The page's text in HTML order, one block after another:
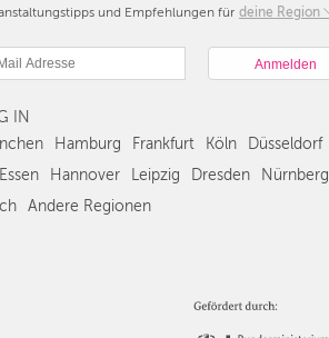
und Empfehlungen für deine Region
Berlin
Hamburg
Düsseldorf
Stuttgart
Nürnberg
Wien
IN
Hamburg Frankfurt Köln
Düsseldorf
Essen Hannover Leipzig Dresden
Nürnberg
Andere Regionen